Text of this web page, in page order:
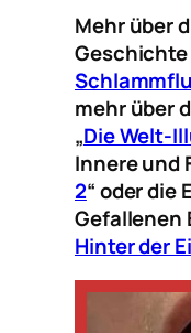
Mehr über
Geschichte
mehr über
„Die Welt-
Innere und
2“ oder die
Gefallenen
Hinter der